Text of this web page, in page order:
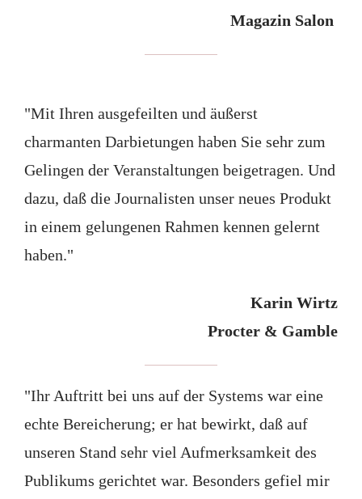
Magazin Salon
"Mit Ihren ausgefeilten und äußerst
charmanten Darbietungen haben Sie sehr zum
Gelingen der Veranstaltungen beigetragen. Und
dazu, daß die Journalisten unser neues Produkt
in einem gelungenen Rahmen kennen gelernt
haben."
Karin Wirtz
Procter & Gamble
"Ihr Auftritt bei uns auf der Systems war eine
echte Bereicherung; er hat bewirkt, daß auf
unseren Stand sehr viel Aufmerksamkeit des
Publikums gerichtet war. Besonders gefiel mir